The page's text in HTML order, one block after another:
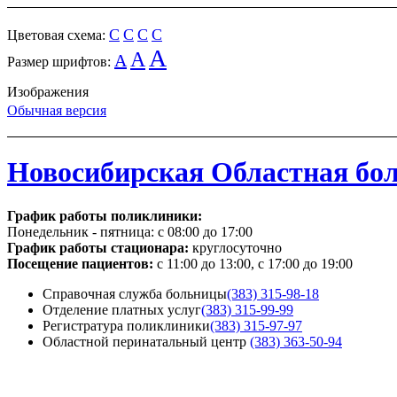
Цветовая схема: C C C C
Размер шрифтов: A A A
Изображения
Обычная версия
Новосибирская Областная
График работы поликлиники:
Понедельник - пятница: с 08:00 до 17:00
График работы стационара: круглосуточно
Посещение пациентов: с 11:00 до 13:00, с 17:00 до 19:00
Справочная служба больницы(383) 315-98-18
Отделение платных услуг(383) 315-99-99
Регистратура поликлиники(383) 315-97-97
Областной перинатальный центр (383) 363-50-94